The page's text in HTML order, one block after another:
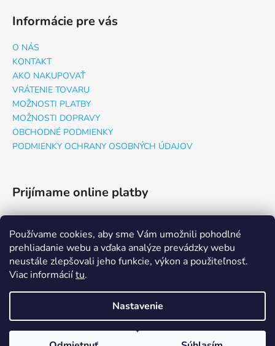
Používame cookies, aby sme Vám umožnili pohodlné
prehliadanie webu a vďaka analýze prevádzky webu
neustále zlepšovali jeho funkcie, výkon a použiteľnosť.
Viac informáciítu.
Nastavenie
👷 Ponúkame aj Montáž náhradných dielov, Servis a Revízie
Informácie pre vás
O NÁS
KONTAKT
AKO NAKUPOVAŤ
VRÁTENIE TOVARU
MOŽNOSTI PLATBY
MOŽNOSTI DOPRAVY
OBCHODNÉ PODMIENKY
PODMIENKY OCHRANY OSOBNÝCH ÚDAJOV
Prijímame online platby
Copyright 2026BGB Solutions E-shop. Všetky práva vyhradené.